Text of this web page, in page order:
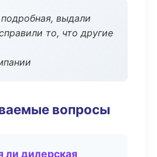
выдали
то, что другие
вопросы
ли дилерская